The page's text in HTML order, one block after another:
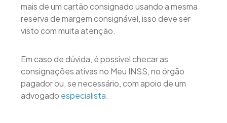
mais de um cartão consignado usando a mesma
reserva de margem consignável, isso deve ser
visto com muita atenção.
Em caso de dúvida, é possível checar as
consignações ativas no Meu INSS, no órgão
pagador ou, se necessário, com apoio de um
advogado especialista.